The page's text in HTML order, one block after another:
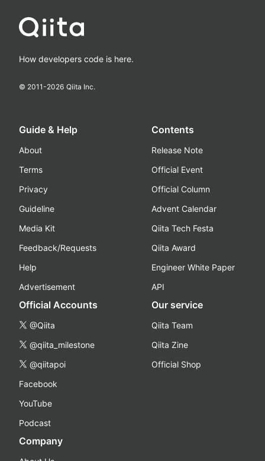
How developers code is here.
© 2011-2026 Qiita Inc.
Guide & Help
About
Terms
Privacy
Guideline
Media Kit
Feedback/Requests
Help
Advertisement
Contents
Release Note
Official Event
Official Column
Advent Calendar
Qiita Tech Festa
Qiita Award
Engineer White Paper
API
Official Accounts
@Qiita
@qiita_milestone
@qiitapoi
Facebook
YouTube
Podcast
Our service
Qiita Team
Qiita Zine
Official Shop
Company